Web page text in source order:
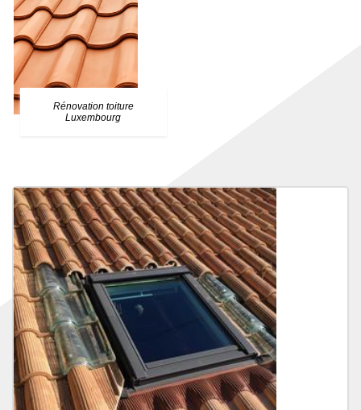
Rénovation toiture
Luxembourg